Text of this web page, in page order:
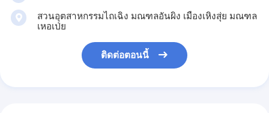
สวนอุตสาหกรรมไถเฉิง มณฑลอันผิง เมืองเหิงสุ่ย มณฑล
เหอเป่ย
ติดต่อตอนนี้